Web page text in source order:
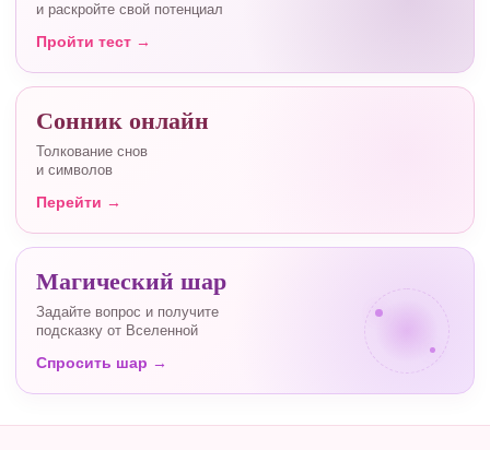
и раскройте свой потенциал
Пройти тест →
Сонник онлайн
Толкование снов
и символов
Перейти →
Магический шар
Задайте вопрос и получите
подсказку от Вселенной
Спросить шар →